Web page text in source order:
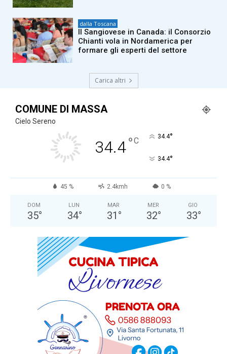
dalla Toscana
Il Sangiovese in Canada: il Consorzio
Chianti vola in Nordamerica per
formare gli esperti del settore
Carica altri
COMUNE DI MASSA
Cielo Sereno
34.4°C 34.4°
34.4°
45 % 2.4kmh 0 %
DOM
35°
LUN
34°
MAR
31 °
MER
32°
GIO
33°